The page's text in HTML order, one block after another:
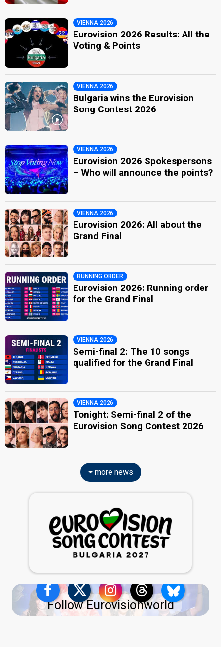
VIENNA 2026
Eurovision 2026 Results: All the
Voting & Points
VIENNA 2026
Bulgaria wins the Eurovision
Song Contest 2026
VIENNA 2026
Eurovision 2026 Spokespersons
– Who will announce the points?
VIENNA 2026
Eurovision 2026: All about the
Grand Final
RUNNING ORDER
Eurovision 2026: Running order
for the Grand Final
VIENNA 2026
Semi-final 2: The 10 songs
qualified for the Grand Final
VIENNA 2026
Tonight: Semi-final 2 of the
Eurovision Song Contest 2026
more news
Follow Eurovisionworld